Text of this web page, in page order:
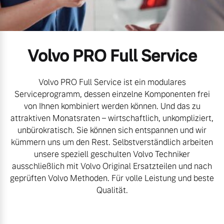
Mild-Hybrid
Geschäftskunden
Editionsmodelle
Konnektivität
Volvo Gebrauchtwagenbörse
Aktuelle Zubehörangebote
Zubehörkatalog
Service by Volvo
Kontakt und Anfahrt
Volvo PRO Full Service
Volvo PRO Full Service ist ein modulares
Serviceprogramm, dessen einzelne Komponenten frei
von Ihnen kombiniert werden können. Und das zu
attraktiven Monatsraten – wirtschaftlich, unkompliziert,
unbürokratisch. Sie können sich entspannen und wir
kümmern uns um den Rest. Selbstverständlich arbeiten
unsere speziell geschulten Volvo Techniker
ausschließlich mit Volvo Original Ersatzteilen und nach
geprüften Volvo Methoden. Für volle Leistung und beste
Qualität.